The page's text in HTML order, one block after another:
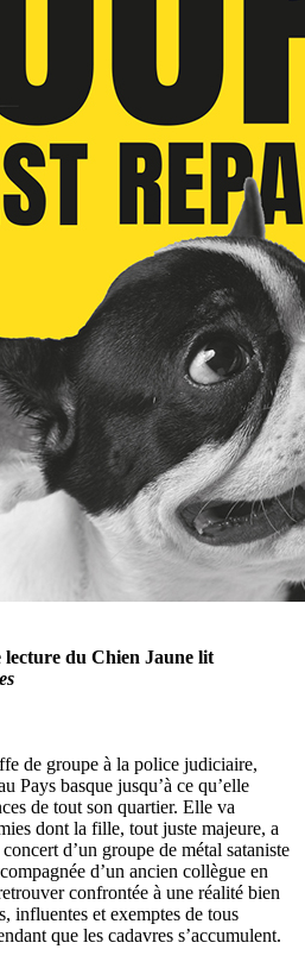
lecture du Chien Jaune lit
de groupe à la police judiciaire,
Pays basque jusqu’à ce qu’elle
de tout son quartier. Elle va
dont la fille, tout juste majeure, a
d’un groupe de métal sataniste
d’un ancien collègue en
confrontée à une réalité bien
influentes et exemptes de tous
que les cadavres s’accumulent.